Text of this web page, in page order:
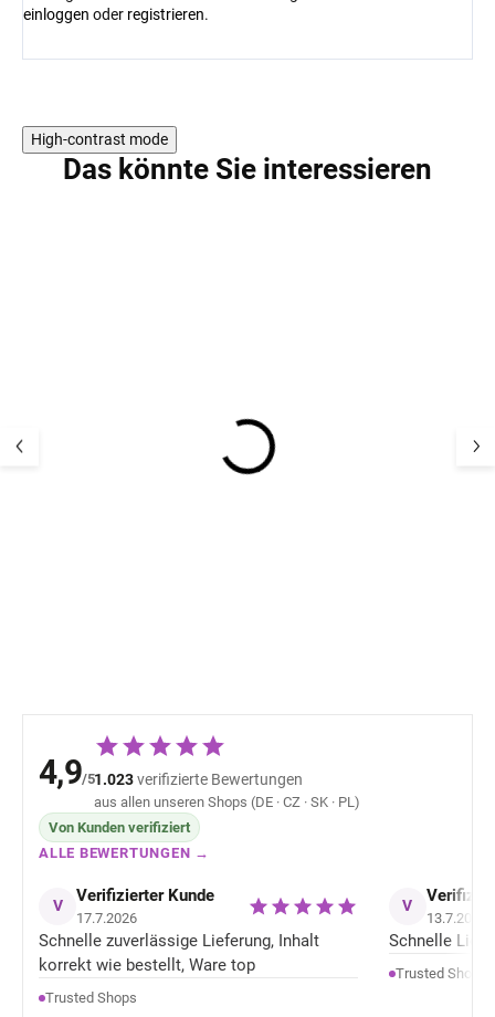
einloggen oder registrieren.
High-contrast mode
Das könnte Sie interessieren
4,9/51.023verifizierte Bewertungen
aus allen unseren Shops (DE · CZ · SK · PL)
Von Kunden verifiziert
ALLE BEWERTUNGEN →
V Verifizierter Kunde
17.7.2026
Schnelle zuverlässige Lieferung, Inhalt
korrekt wie bestellt, Ware top
Trusted Shops
V
13.7.2026
Schnelle
Trusted Shops